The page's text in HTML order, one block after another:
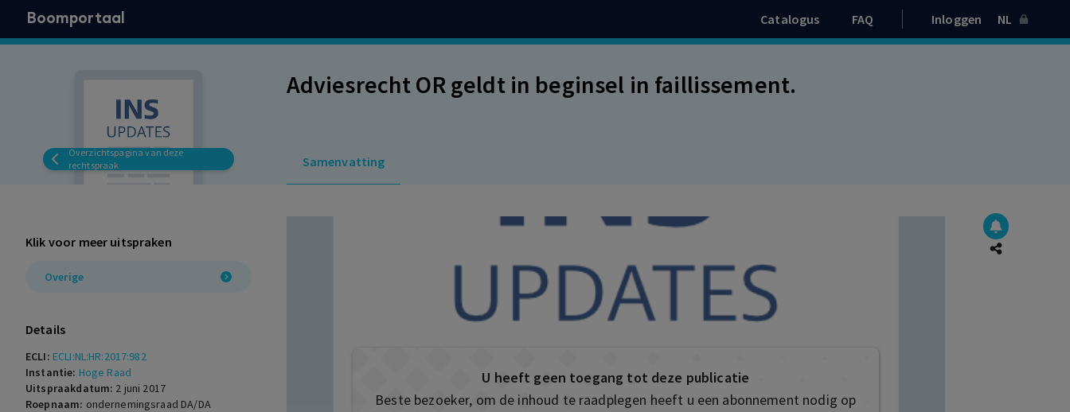
Boomportaal Catalogus FAQ Inloggen NL
Overzichtspagina van deze
rechtspraak
Adviesrecht OR geldt in beginsel in faillissement.
Samenvatting
Klik voor meer uitspraken
Overige
Details
ECLI: ECLI:NL:HR:2017:982
Instantie: Hoge Raad
Uitspraakdatum: 2 juni 2017
Roepnaam: ondernemingsraad DA/DA
U heeft geen toegang tot deze publicatie
Beste bezoeker, om de inhoud te raadplegen heeft u een abonnement nodig op